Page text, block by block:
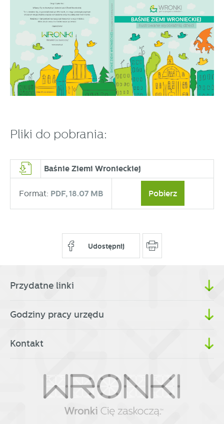
Pliki do pobrania:
Baśnie Ziemi Wronieckiej
Format: PDF, 18.07 MB Pobierz
Udostępnij
Przydatne linki
Godziny pracy urzędu
Kontakt
partnerami oraz innych dostawców usług. Firmy te działają
w charakterze pośredników prezentujących nasze treści w
postaci wiadomości, ofert, komunikatów mediów
społecznościowych.